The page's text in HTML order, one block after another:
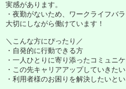
実感があります。
・夜勤がないため、ワークライフバ
大切にしながら働けています！
＼こんな方にぴったり／
・自発的に行動できる方
・一人ひとりに寄り添ったコミュニ
・この先キャリアアップしていきた
・利用者様のお困りを解決したいと